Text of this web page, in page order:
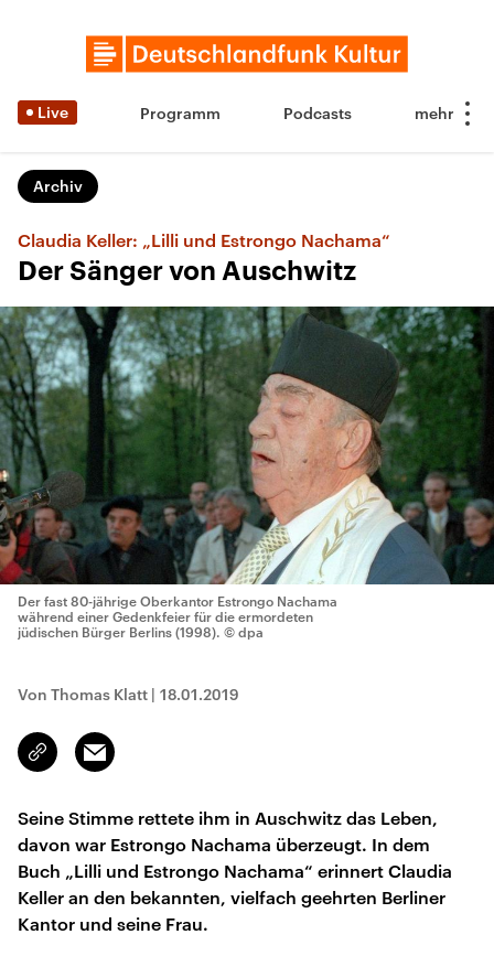
Live Programm Podcasts
Archiv
Claudia Keller: „Lilli und Estrongo Nachama“
Der Sänger von Auschwitz
Der fast 80-jährige Oberkantor Estrongo Nachama
während einer Gedenkfeier für die ermordeten
jüdischen Bürger Berlins (1998). © dpa
Von Thomas Klatt | 18.01.2019
Link
kopieren/teilen
Email
Seine Stimme rettete ihm in Auschwitz das Leben,
davon war Estrongo Nachama überzeugt. In dem
Buch „Lilli und Estrongo Nachama“ erinnert Claudia
Keller an den bekannten, vielfach geehrten Berliner
Kantor und seine Frau.